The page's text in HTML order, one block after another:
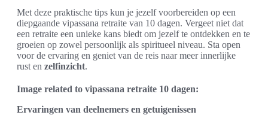
Met deze praktische tips kun je jezelf voorbereiden op een
diepgaande vipassana retraite van 10 dagen. Vergeet niet dat
een retraite een unieke kans biedt om jezelf te ontdekken en te
groeien op zowel persoonlijk als spiritueel niveau. Sta open
voor de ervaring en geniet van de reis naar meer innerlijke
rust en zelfinzicht.
Image related to vipassana retraite 10 dagen:
Ervaringen van deelnemers en getuigenissen